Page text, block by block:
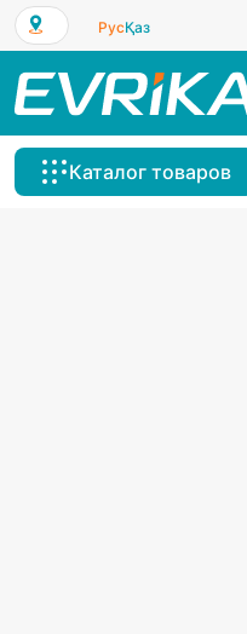
РусҚаз
Каталог товаров